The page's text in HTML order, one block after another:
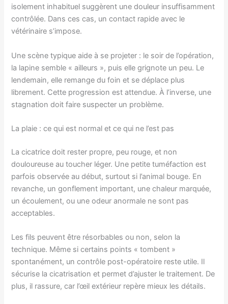
isolement inhabituel suggèrent une douleur insuffisamment
contrôlée. Dans ces cas, un contact rapide avec le
vétérinaire s’impose.
Une scène typique aide à se projeter : le soir de l’opération,
la lapine semble « ailleurs », puis elle grignote un peu. Le
lendemain, elle remange du foin et se déplace plus
librement. Cette progression est attendue. À l’inverse, une
stagnation doit faire suspecter un problème.
La plaie : ce qui est normal et ce qui ne l’est pas
La cicatrice doit rester propre, peu rouge, et non
douloureuse au toucher léger. Une petite tuméfaction est
parfois observée au début, surtout si l’animal bouge. En
revanche, un gonflement important, une chaleur marquée,
un écoulement, ou une odeur anormale ne sont pas
acceptables.
Les fils peuvent être résorbables ou non, selon la
technique. Même si certains points « tombent »
spontanément, un contrôle post-opératoire reste utile. Il
sécurise la cicatrisation et permet d’ajuster le traitement. De
plus, il rassure, car l’œil extérieur repère mieux les détails.